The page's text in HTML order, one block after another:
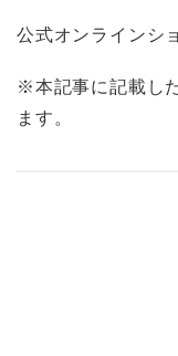
公式オンラインシ
※本記事に記載し
ます。